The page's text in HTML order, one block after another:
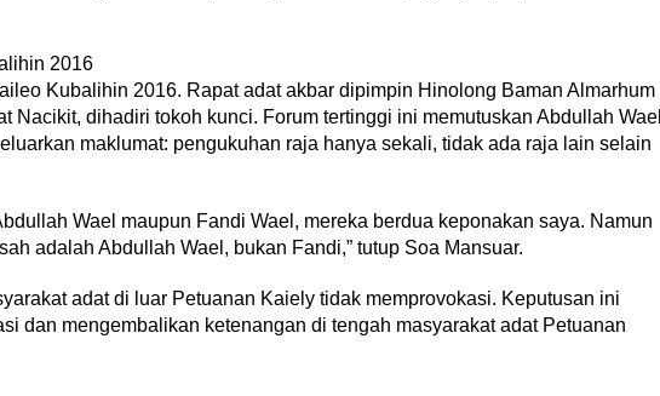
2016
Kubalihin 2016. Rapat adat akbar dipimpin Hinolong Baman Almarhum
Nacikit, dihadiri tokoh kunci. Forum tertinggi ini memutuskan Abdullah Wael
maklumat: pengukuhan raja hanya sekali, tidak ada raja lain selain
Wael maupun Fandi Wael, mereka berdua keponakan saya. Namun
adalah Abdullah Wael, bukan Fandi,” tutup Soa Mansuar.
adat di luar Petuanan Kaiely tidak memprovokasi. Keputusan ini
dan mengembalikan ketenangan di tengah masyarakat adat Petuanan